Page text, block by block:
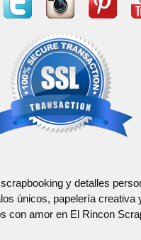
y detalles
únicos, papelería creativa
con amor en El Rincon